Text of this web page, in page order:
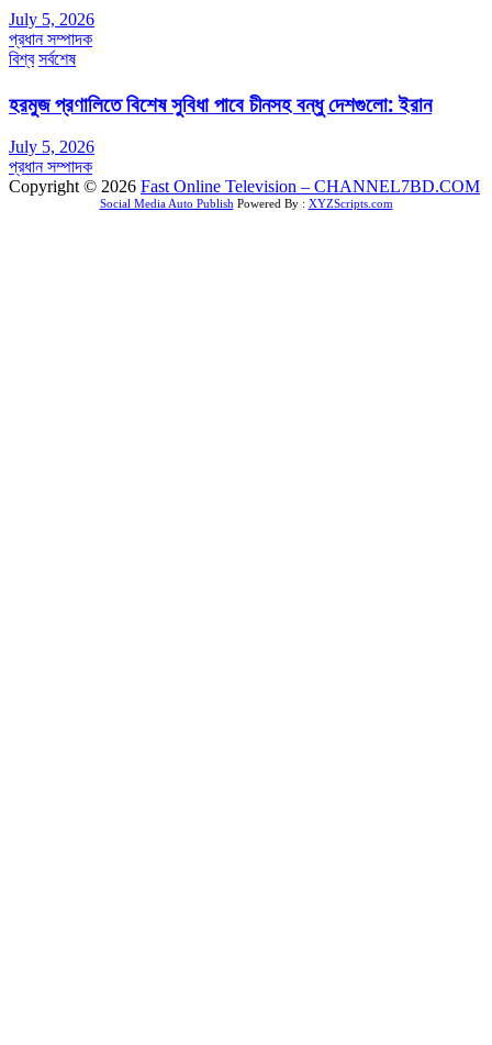
July 5, 2026
প্রধান সম্পাদক
বিশ্ব সর্বশেষ
হরমুজ প্রণালিতে বিশেষ সুবিধা পাবে চীনসহ বন্ধু দেশগুলো: ইরান
July 5, 2026
প্রধান সম্পাদক
Copyright © 2026 Fast Online Television – CHANNEL7BD.COM
Social Media Auto Publish Powered By : XYZScripts.com